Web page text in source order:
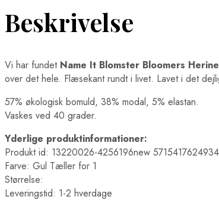
Beskrivelse
Vi har fundet Name It Blomster Bloomers
over det hele. Flæsekant rundt i livet. Lavet i det
57% økologisk bomuld, 38% modal, 5% elastan.
Vaskes ved 40 grader.
Yderlige produktinformationer:
Produkt id: 13220026-4256196new 5715417624934
Farve: Gul Tæller for 1
Størrelse:
Leveringstid: 1-2 hverdage